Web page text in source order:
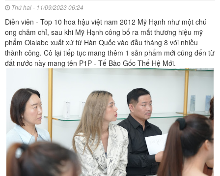
Thứ hai - 11/09/2023 06:24
Diễn viên - Top 10 hoa hậu việt nam 2012 Mỹ Hạnh như một chú
ong chăm chỉ, sau khi Mỹ Hạnh công bố ra mắt thương hiệu mỹ
phẩm Olalabe xuất xứ từ Hàn Quốc vào đầu tháng 8 với nhiều
thành công. Cô lại tiếp tục mang thêm 1 sản phẩm mới cũng đến từ
đất nước này mang tên P1P - Tế Bào Gốc Thế Hệ Mới.